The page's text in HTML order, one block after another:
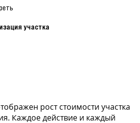
участка
рост стоимости участка
Каждое действие и каждый